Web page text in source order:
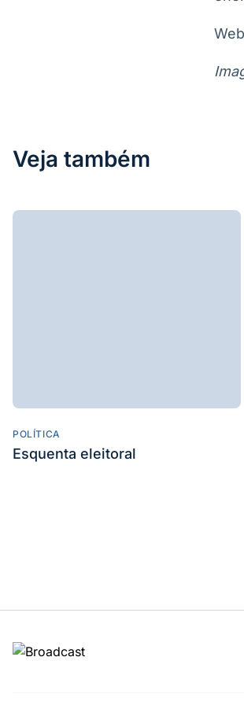
Veja também
POLÍTICA
Esquenta eleitoral